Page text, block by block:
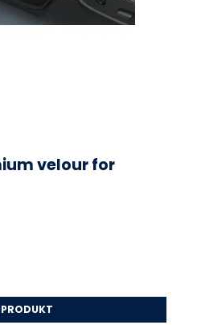
velour for